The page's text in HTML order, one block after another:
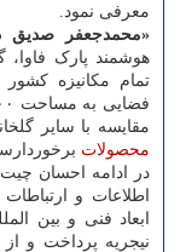
معرفی نمود.
«محمدجعفر صدیق
تمام مکانیزه
مقایسه با سایر
محصولات
در ادامه احسان
اطلاعات و
ابعاد فنی و بین
نیجریه پرداخت و